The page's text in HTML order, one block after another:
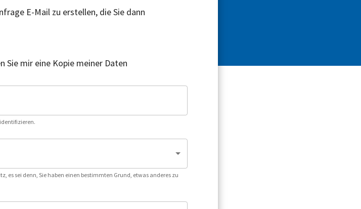
E-Mail zu erstellen, die Sie dann
Sie mir eine Kopie meiner Daten
es sei denn, Sie haben einen bestimmten Grund, etwas anderes zu